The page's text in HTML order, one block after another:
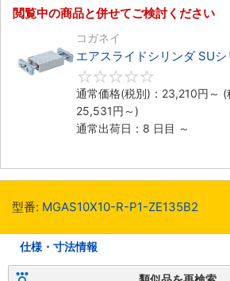
閲覧中の商品と併せてご検討ください
コガネイ
エアスライドシリンダ SU
通常価格(税別)： 23,210円 ～ (
25,531円 ～)
通常出荷日：8 日目 ～
型番: MGAS10X10-R-P1-ZE135B2
仕様・寸法情報